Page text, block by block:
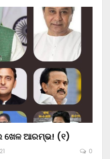
ଖେଳ ଆରମ୍ଭ! (୧)
0